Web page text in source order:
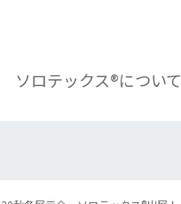
ソロテックス®について